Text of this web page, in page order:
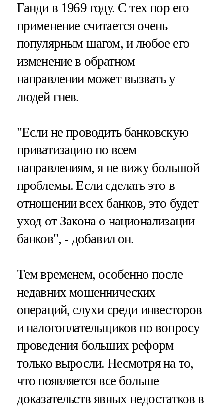
Ганди в 1969 году. С тех пор его
применение считается очень
популярным шагом, и любое его
изменение в обратном
направлении может вызвать у
людей гнев.
"Если не проводить банковскую
приватизацию по всем
направлениям, я не вижу большой
проблемы. Если сделать это в
отношении всех банков, это будет
уход от Закона о национализации
банков", - добавил он.
Тем временем, особенно после
недавних мошеннических
операций, слухи среди инвесторов
и налогоплательщиков по вопросу
проведения больших реформ
только выросли. Несмотря на то,
что появляется все больше
доказательств явных недостатков в